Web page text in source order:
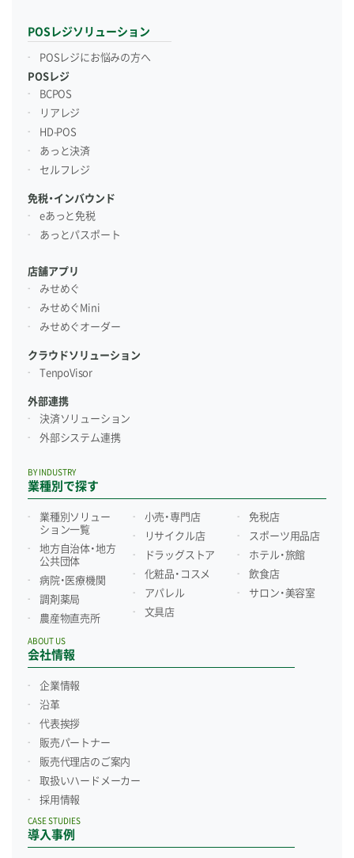
POSレジソリューション
POSレジにお悩みの方へ
POSレジ
BCPOS
リアレジ
HD-POS
あっと決済
セルフレジ
免税・インバウンド
eあっと免税
あっとパスポート
店舗アプリ
みせめぐ
みせめぐMini
みせめぐオーダー
クラウドソリューション
TenpoVisor
外部連携
決済ソリューション
外部システム連携
業種別で探す
BY INDUSTRY
業種別ソリュー
ション一覧
地方自治体・地方
公共団体
病院・医療機関
調剤薬局
農産物直売所
小売・専門店
リサイクル店
ドラッグストア
化粧品・コスメ
アパレル
文具店
免税店
スポーツ用品店
ホテル・旅館
飲食店
サロン・美容室
会社情報
ABOUT US
企業情報
沿革
代表挨拶
販売パートナー
販売代理店のご案内
取扱いハードメーカー
採用情報
導入事例
CASE STUDIES